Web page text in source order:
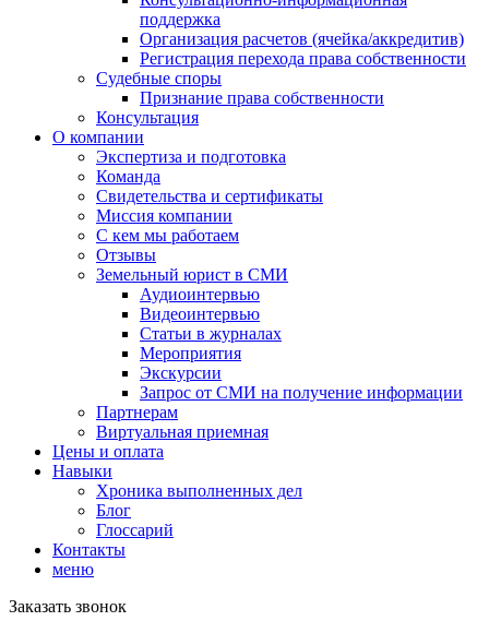
поддержка
Организация расчетов (ячейка/аккредитив)
Регистрация перехода права собственности
Судебные споры
Признание права собственности
Консультация
О компании
Экспертиза и подготовка
Команда
Свидетельства и сертификаты
Миссия компании
С кем мы работаем
Отзывы
Земельный юрист в СМИ
Аудиоинтервью
Видеоинтервью
Статьи в журналах
Мероприятия
Экскурсии
Запрос от СМИ на получение информации
Партнерам
Виртуальная приемная
Цены и оплата
Навыки
Хроника выполненных дел
Блог
Глоссарий
Контакты
меню
Заказать звонок